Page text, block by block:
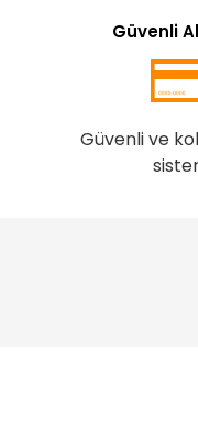
Güvenli
Güvenli ve